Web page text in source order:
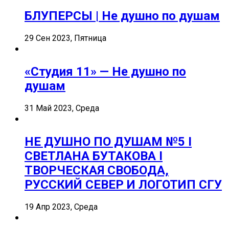
БЛУПЕРСЫ | Не душно по душам
29 Сен 2023, Пятница
«Студия 11» — Не душно по
душам
31 Май 2023, Среда
НЕ ДУШНО ПО ДУШАМ №5 I
СВЕТЛАНА БУТАКОВА I
ТВОРЧЕСКАЯ СВОБОДА,
РУССКИЙ СЕВЕР И ЛОГОТИП СГУ
19 Апр 2023, Среда